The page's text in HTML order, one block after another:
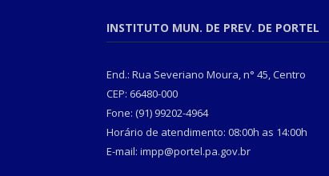
INSTITUTO MUN. DE PREV. DE PORTEL
End.: Rua Severiano Moura, n° 45, Centro
CEP: 66480-000
Fone: (91) 99202-4964
Horário de atendimento: 08:00h as 14:00h
E-mail: impp@portel.pa.gov.br